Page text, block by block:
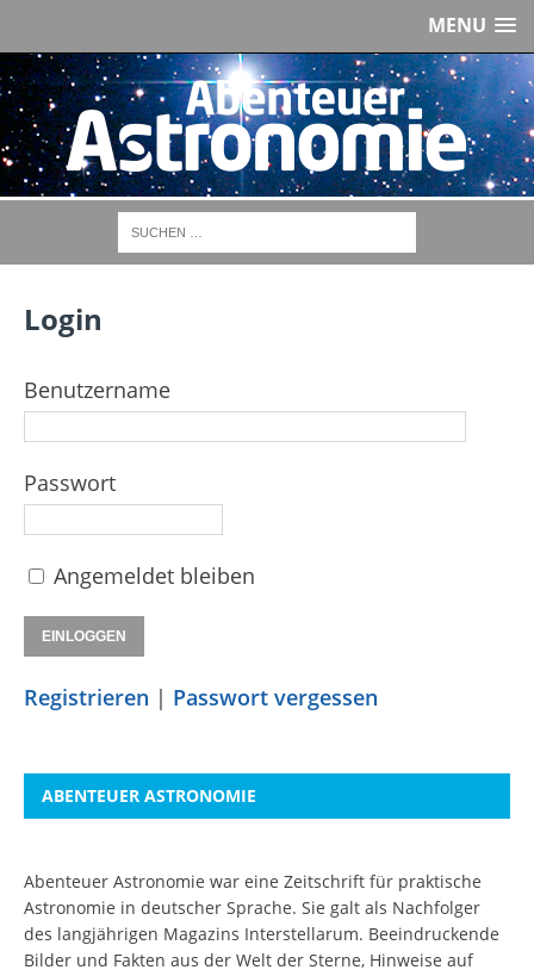
MENU
Login
Benutzername
Passwort
Angemeldet bleiben
Registrieren | Passwort vergessen
ABENTEUER ASTRONOMIE
Abenteuer Astronomie war eine Zeitschrift für praktische
Astronomie in deutscher Sprache. Sie galt als Nachfolger
des langjährigen Magazins Interstellarum. Beeindruckende
Bilder und Fakten aus der Welt der Sterne, Hinweise auf